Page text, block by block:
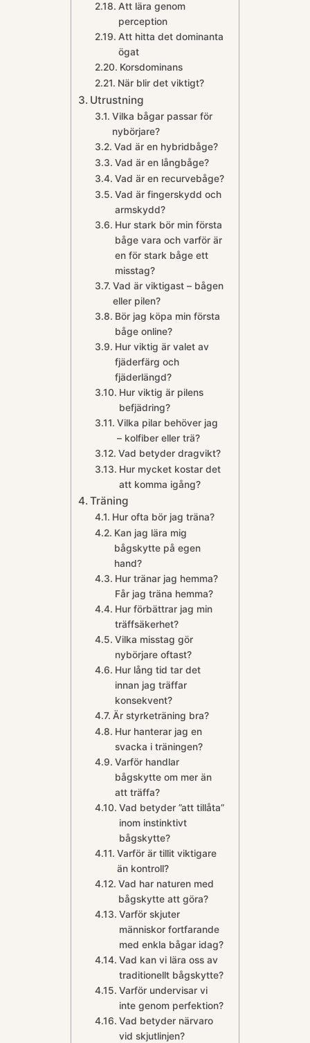
Att lära genom
perception
Att hitta det dominanta
ögat
Korsdominans
När blir det viktigt?
Utrustning
Vilka bågar passar för
nybörjare?
Vad är en hybridbåge?
Vad är en långbåge?
Vad är en recurvebåge?
Vad är fingerskydd och
armskydd?
Hur stark bör min första
båge vara och varför är
en för stark båge ett
misstag?
Vad är viktigast – bågen
eller pilen?
Bör jag köpa min första
båge online?
Hur viktig är valet av
fjäderfärg och
fjäderlängd?
Hur viktig är pilens
befjädring?
Vilka pilar behöver jag
– kolfiber eller trä?
Vad betyder dragvikt?
Hur mycket kostar det
att komma igång?
Träning
Hur ofta bör jag träna?
Kan jag lära mig
bågskytte på egen
hand?
Hur tränar jag hemma?
Får jag träna hemma?
Hur förbättrar jag min
träffsäkerhet?
Vilka misstag gör
nybörjare oftast?
Hur lång tid tar det
innan jag träffar
konsekvent?
Är styrketräning bra?
Hur hanterar jag en
svacka i träningen?
Varför handlar
bågskytte om mer än
att träffa?
Vad betyder ”att tillåta”
inom instinktivt
bågskytte?
Varför är tillit viktigare
än kontroll?
Vad har naturen med
bågskytte att göra?
Varför skjuter
människor fortfarande
med enkla bågar idag?
Vad kan vi lära oss av
traditionellt bågskytte?
Varför undervisar vi
inte genom perfektion?
Vad betyder närvaro
vid skjutlinjen?